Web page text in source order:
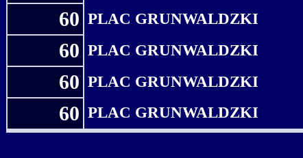
60 PLAC GRUNWALDZKI
60 PLAC GRUNWALDZKI
60 PLAC GRUNWALDZKI
60 PLAC GRUNWALDZKI